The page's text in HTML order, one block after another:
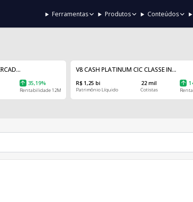
Ferramentas Produtos Conteúdos
35,19%
Rentabilidade 12M
V8 CASH PLATINUM CIC CLASSE IN...
R$ 1,25 bi
Patrimônio Líquido
22 mil
Cotistas